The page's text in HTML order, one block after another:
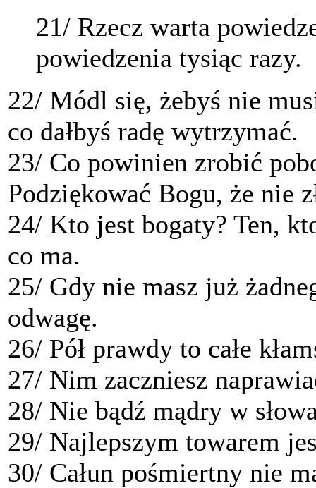
21/ Rzecz warta
powiedzenia tysiąc razy.
22/ Módl się, żebyś nie
co dałbyś radę wytrzymać.
23/ Co powinien zrobić
Podziękować Bogu, że nie
24/ Kto jest bogaty? Ten,
co ma.
25/ Gdy nie masz już
odwagę.
26/ Pół prawdy to całe
27/ Nim zaczniesz
28/ Nie bądź mądry w
29/ Najlepszym towarem
30/ Całun pośmiertny nie